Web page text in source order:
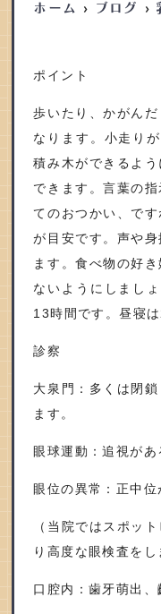
ホーム ブログ
ポイント
歩いたり、かがん
なります。小走り
積み木ができるよ
できます。言葉の
てのおつかい、で
が目安です。声や
ます。食べ物の好
ないようにしまし
13時間です。昼寝
診察
大泉門：多くは閉
ます。
眼球運動：追視があ
眼位の異常：正中位
（当院ではスポッ
り高度な眼検査をし
口腔内：歯牙萌出、